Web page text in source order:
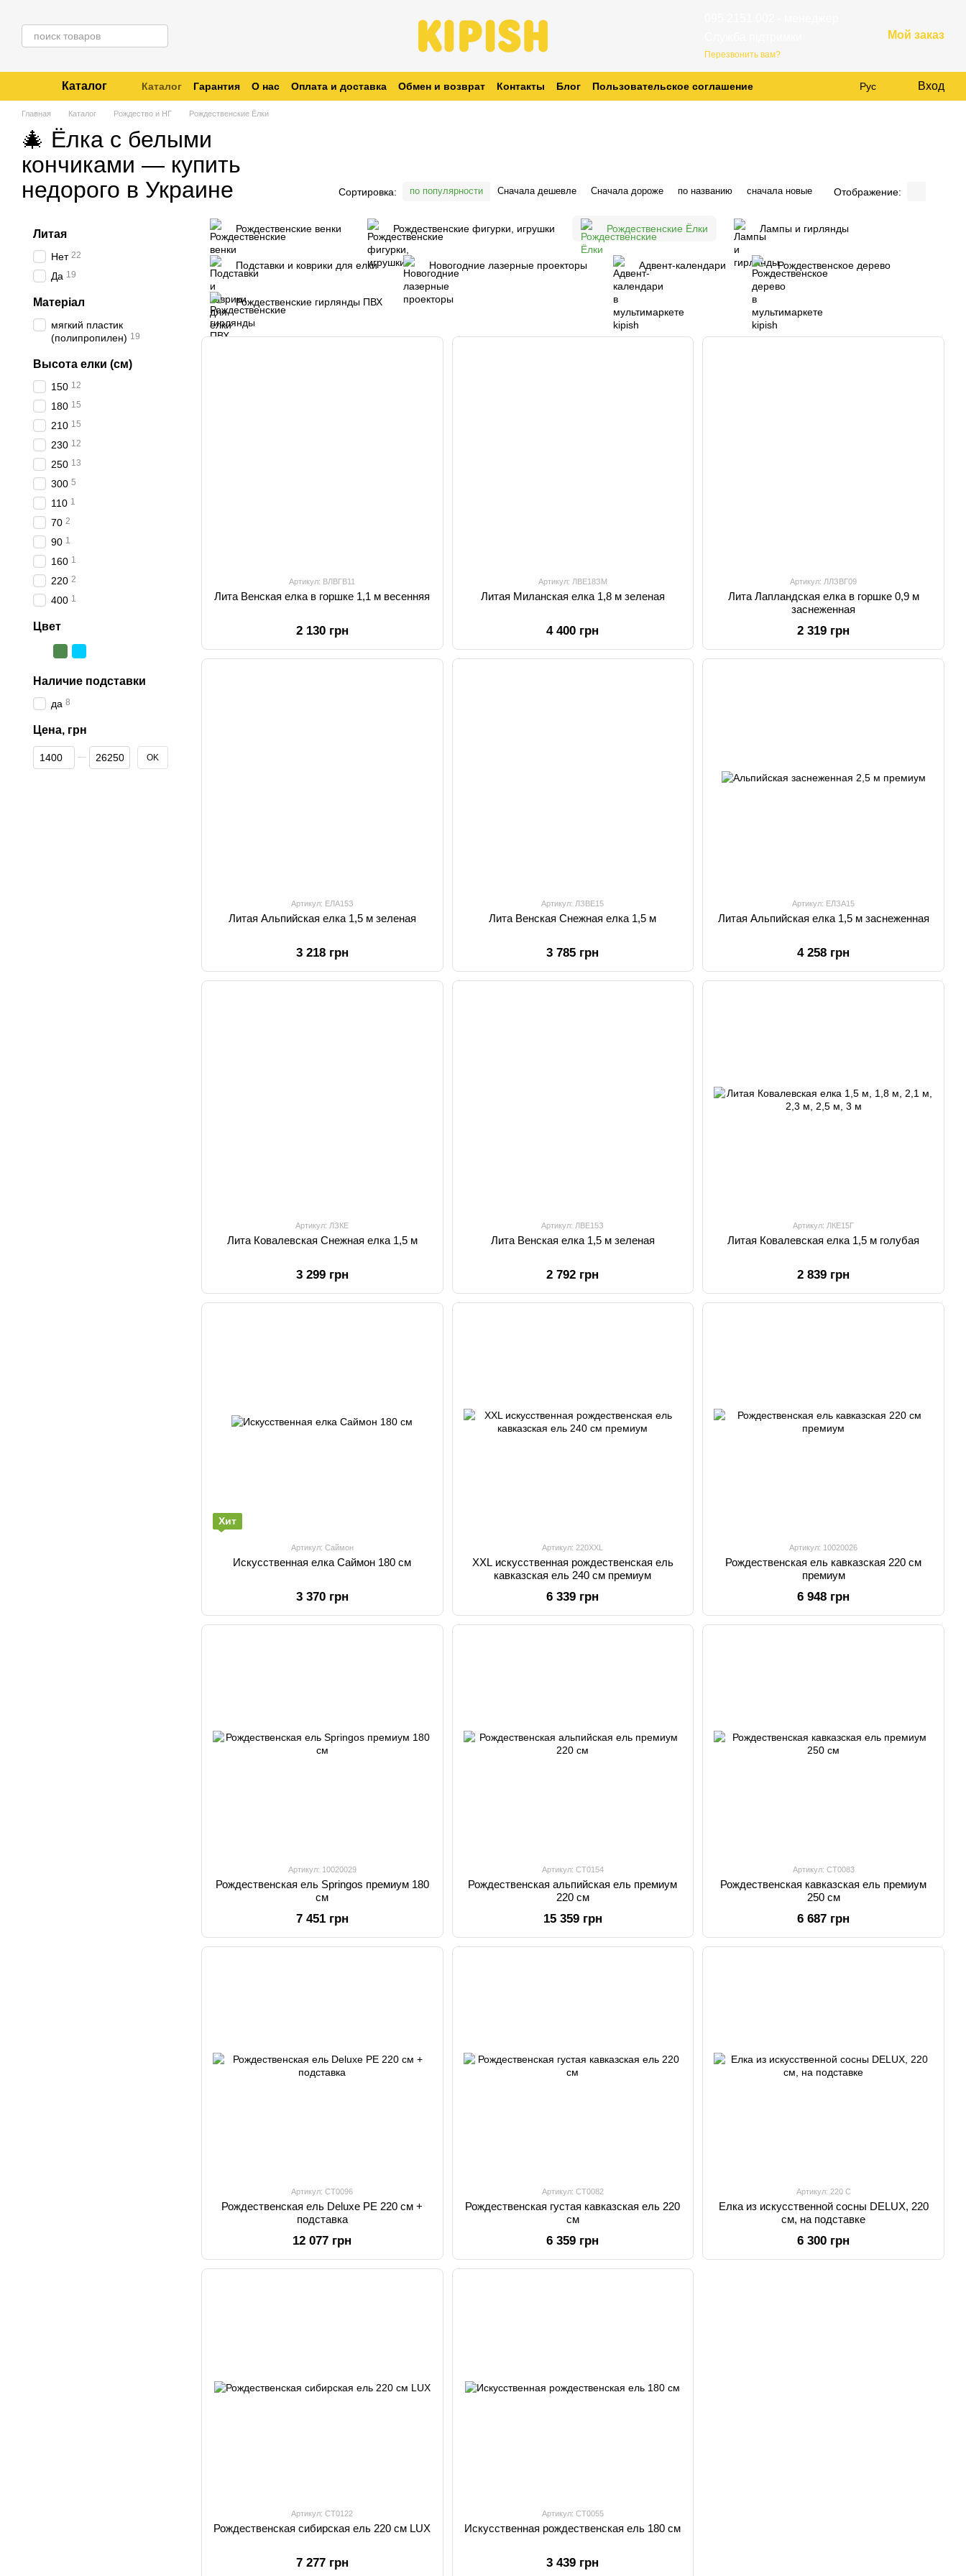
Перезвонить вам?
Мой заказ
Каталог Каталог Гарантия О нас Оплата и доставка Обмен и возврат Контакты Блог
Пользовательское соглашение
Отзывы о магазине
Отследить заказ
Рус Вход
Главная Каталог Рождество и НГ Рождественские Ёлки
🎄 Ёлка с белыми
кончиками — купить
недорого в Украине
Сортировка: по популярности Сначала дешевле Сначала дороже по названию сначала новые Отображение:
Рождественские венки Рождественские фигурки, игрушки Рождественские Ёлки Лампы и гирлянды
Подставки и коврики для елки Новогодние лазерные проекторы Адвент-календари Рождественское дерево
Рождественские гирлянды ПВХ
Артикул: ВЛВГВ11
Лита Венская елка в горшке 1,1 м весенняя
2 130 грн
Артикул: ЛВЕ18ЗМ
Литая Миланская елка 1,8 м зеленая
4 400 грн
Артикул: ЛЛЗВГ09
Лита Лапландская елка в горшке 0,9 м
заснеженная
2 319 грн
Артикул: ЕЛА15З
Литая Альпийская елка 1,5 м зеленая
3 218 грн
Артикул: ЛЗВЕ15
Лита Венская Снежная елка 1,5 м
3 785 грн
Артикул: ЕЛЗА15
Литая Альпийская елка 1,5 м заснеженная
4 258 грн
Артикул: ЛЗКЕ
Лита Ковалевская Снежная елка 1,5 м
3 299 грн
Артикул: ЛВЕ15З
Лита Венская елка 1,5 м зеленая
2 792 грн
Артикул: ЛКЕ15Г
Литая Ковалевская елка 1,5 м голубая
2 839 грн
Хит
Артикул: Саймон
Искусственная елка Саймон 180 см
3 370 грн
Артикул: 220XXL
XXL искусственная рождественская ель
кавказская ель 240 см премиум
6 339 грн
Артикул: 10020026
Рождественская ель кавказская 220 см
премиум
6 948 грн
Артикул: 10020029
Рождественская ель Springos премиум 180
см
7 451 грн
Артикул: CT0154
Рождественская альпийская ель премиум
220 см
15 359 грн
Артикул: CT0083
Рождественская кавказская ель премиум
250 см
6 687 грн
Артикул: CT0096
Рождественская ель Deluxe PE 220 см +
подставка
12 077 грн
Артикул: CT0082
Рождественская густая кавказская ель 220
см
6 359 грн
Артикул: 220 С
Елка из искусственной сосны DELUX, 220
см, на подставке
6 300 грн
Артикул: CT0122
Рождественская сибирская ель 220 см LUX
7 277 грн
Артикул: CT0055
Искусственная рождественская ель 180 см
3 439 грн
Литая
Нет 22
Да 19
Матеріал
мягкий пластик
(полипропилен) 19
Высота елки (см)
150 12
180 15
210 15
230 12
250 13
300 5
110 1
70 2
90 1
160 1
220 2
400 1
Цвет
Наличие подставки
да 8
Цена, грн
От Цена, грн
До Цена, грн OK